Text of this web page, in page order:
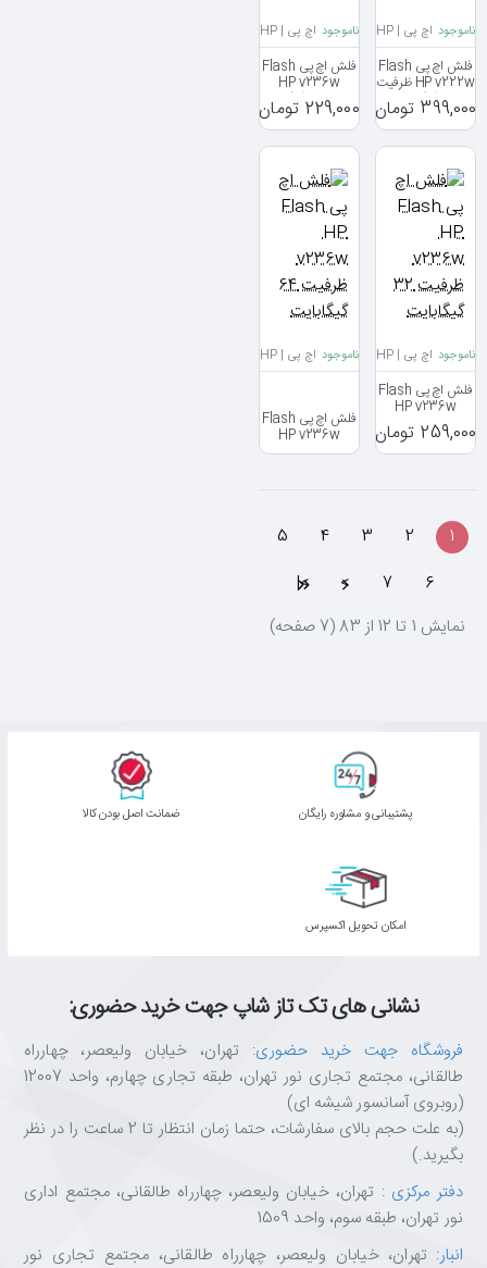
ناموجود اچ پی | HP
فلش اچ پی Flash
HP v222w ظرفیت
32 گیگابایت
399,000 تومان
ناموجود اچ پی | HP
فلش اچ پی Flash
HP v236w
ظرفیت 16 گیگابایت
229,000 تومان
ناموجود اچ پی | HP
فلش اچ پی Flash
HP v236w
ظرفیت 32
گیگابایت
259,000 تومان
ناموجود اچ پی | HP
فلش اچ پی Flash
HP v236w
ظرفیت 64
1
2
3
4
5
6
7
>
>|
نمايش 1 تا 12 از 83 (7 صفحه)
پشتیبانی و مشاوره رایگان ﺿﻤﺎﻧﺖ اﺻﻞ ﺑﻮدن ﮐﺎﻟﺎ
اﻣﮑﺎن ﺗﺤﻮﯾﻞ اﮐﺴﭙﺮس
نشانی های تک تاز شاپ جهت خرید حضوری:
فروشگاه جهت خرید حضوری: تهران، خیابان ولیعصر، چهارراه
طالقانی، مجتمع تجاری نور تهران، طبقه تجاری چهارم، واحد 12007
(روبروی آسانسور شیشه ای)
(به علت حجم بالای سفارشات، حتما زمان انتظار تا 2 ساعت را در نظر
بگیرید.)
دفتر مرکزی : تهران، خیابان ولیعصر، چهارراه طالقانی، مجتمع اداری
نور تهران، طبقه سوم، واحد 1509
انبار: تهران، خیابان ولیعصر، چهارراه طالقانی، مجتمع تجاری نور